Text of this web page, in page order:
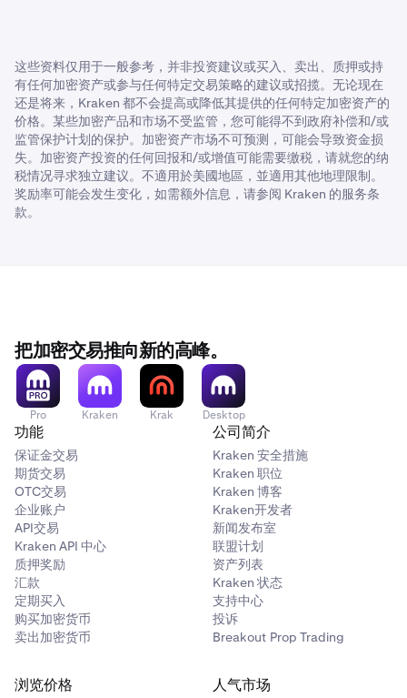
如果您的帳戶未顯示 ETH 再質押選項，則您可能不符合資
格。
时间，可能需要更长时间。例如：
当常规ETH解锁期为4天时，ETH再质押的解锁期为7天
当标准 ETH 解绑时间为 8 天时，ETH 重新质押解绑定时
间为 8 天
*根據網絡活動而異。更多信息，请参阅质押相关说明。
獎勵不作保證。区块链或网络的变化可能会减少或消除
未来的奖励。
重新質押可能面臨黑客攻擊、支付違約或「罰沒」（因
錯誤或惡意行為導致質押資金損失）的風險。
详情请参阅客服支持文章。
这些资料仅用于一般参考，并非投资建议或买入、卖出、质押或持
有任何加密资产或参与任何特定交易策略的建议或招揽。无论现在
还是将来，Kraken 都不会提高或降低其提供的任何特定加密资产的
价格。某些加密产品和市场不受监管，您可能得不到政府补偿和/或
监管保护计划的保护。加密资产市场不可预测，可能会导致资金损
失。加密资产投资的任何回报和/或增值可能需要缴税，请就您的纳
税情况寻求独立建议。不適用於美國地區，並適用其他地理限制。
奖励率可能会发生变化，如需额外信息，请参阅 Kraken 的服务条
款。
把加密交易推向新的高峰。
Pro Kraken Krak Desktop
功能
保证金交易
期货交易
OTC交易
企业账户
API交易
Kraken API 中心
质押奖励
汇款
定期买入
购买加密货币
卖出加密货币
公司简介
Kraken 安全措施
Kraken 职位
Kraken 博客
Kraken开发者
新闻发布室
联盟计划
资产列表
Kraken 状态
支持中心
投诉
Breakout Prop Trading
浏览价格 人气市场